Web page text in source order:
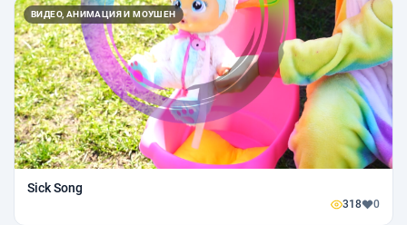
ВИДЕО, АНИМАЦИЯ И МОУШЕН
Sick Song
318 0